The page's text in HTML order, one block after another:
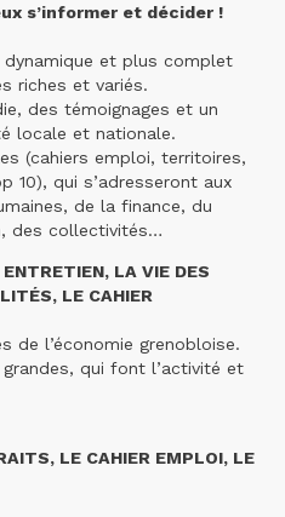
s’informer et décider !
dynamique et plus complet
riches et variés.
des témoignages et un
locale et nationale.
(cahiers emploi, territoires,
10), qui s’adresseront aux
de la finance, du
des collectivités…
ENTRETIEN, LA VIE DES
LE CAHIER
de l’économie grenobloise.
qui font l’activité et
LE CAHIER EMPLOI, LE